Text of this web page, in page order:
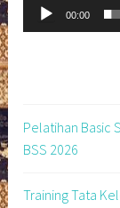
00:00
Pelatihan Basic
BSS 2026
Training Tata